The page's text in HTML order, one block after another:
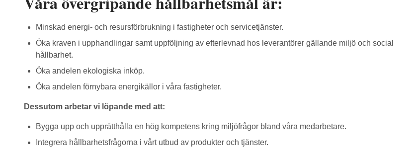
Minskad energi- och resursförbrukning i fastigheter och servicetjänster.
Öka kraven i upphandlingar samt uppföljning av efterlevnad hos leverantörer gällande miljö och social
hållbarhet.
Öka andelen ekologiska inköp.
Öka andelen förnybara energikällor i våra fastigheter.
Dessutom arbetar vi löpande med att:
Bygga upp och upprätthålla en hög kompetens kring miljöfrågor bland våra medarbetare.
Integrera hållbarhetsfrågorna i vårt utbud av produkter och tjänster.